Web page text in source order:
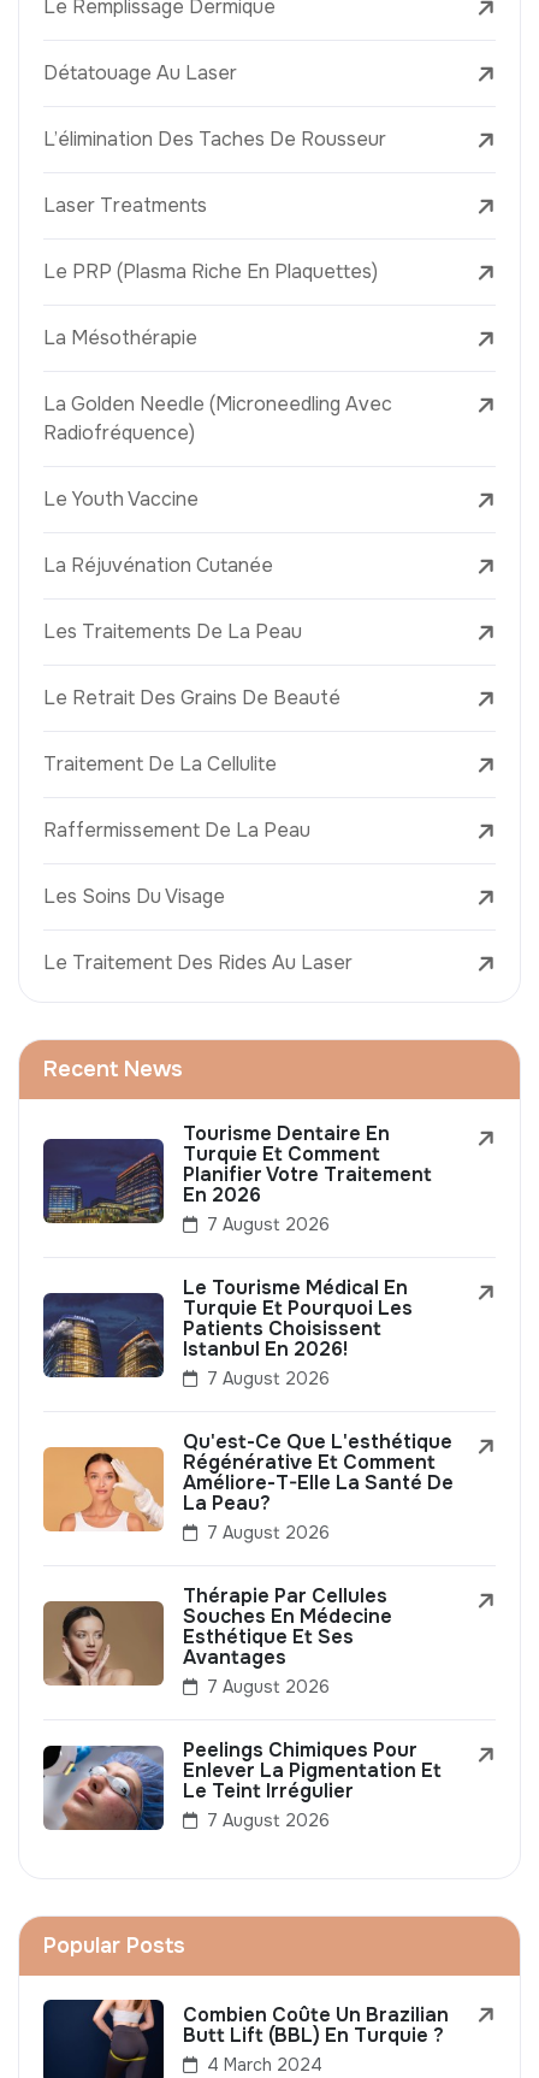
Le Remplissage Dermique
Détatouage Au Laser
L’élimination Des Taches De Rousseur
Laser Treatments
Le PRP (Plasma Riche En Plaquettes)
La Mésothérapie
La Golden Needle (Microneedling Avec
Radiofréquence)
Le Youth Vaccine
La Réjuvénation Cutanée
Les Traitements De La Peau
Le Retrait Des Grains De Beauté
Traitement De La Cellulite
Raffermissement De La Peau
Les Soins Du Visage
Le Traitement Des Rides Au Laser
Recent News
Tourisme Dentaire En
Turquie Et Comment
Planifier Votre Traitement
En 2026
7 August 2026
Le Tourisme Médical En
Turquie Et Pourquoi Les
Patients Choisissent
Istanbul En 2026!
7 August 2026
Qu'est-Ce Que L'esthétique
Régénérative Et Comment
Améliore-T-Elle La Santé De
La Peau?
7 August 2026
Thérapie Par Cellules
Souches En Médecine
Esthétique Et Ses
Avantages
7 August 2026
Peelings Chimiques Pour
Enlever La Pigmentation Et
Le Teint Irrégulier
7 August 2026
Popular Posts
Combien Coûte Un Brazilian
Butt Lift (BBL) En Turquie ?
4 March 2024